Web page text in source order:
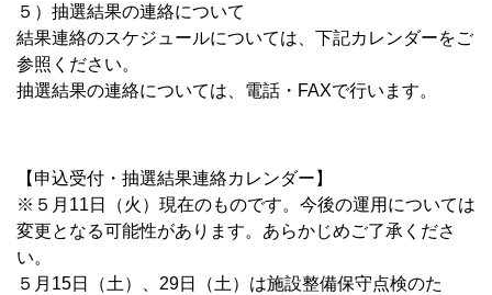
５）抽選結果の連絡について
結果連絡のスケジュールについては、下記カレンダーをご
参照ください。
抽選結果の連絡については、電話・FAXで行います。
【申込受付・抽選結果連絡カレンダー】
※５月11日（火）現在のものです。今後の運用については
変更となる可能性があります。あらかじめご了承くださ
い。
５月15日（土）、29日（土）は施設整備保守点検のた